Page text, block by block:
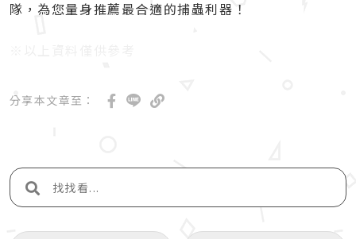
隊，為您量身推薦最合適的捕蟲利器！
分享本文章至：